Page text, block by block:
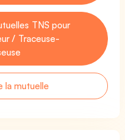
TNS pour
/ Traceuse-
la mutuelle